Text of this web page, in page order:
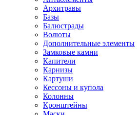
Архитравы
Базы
Балюстрады
Волюты
Дополнительные элементы
Замковые камни
Капители
Карнизы
Картуши
Кессоны и купола
Колонны
Кронштейны